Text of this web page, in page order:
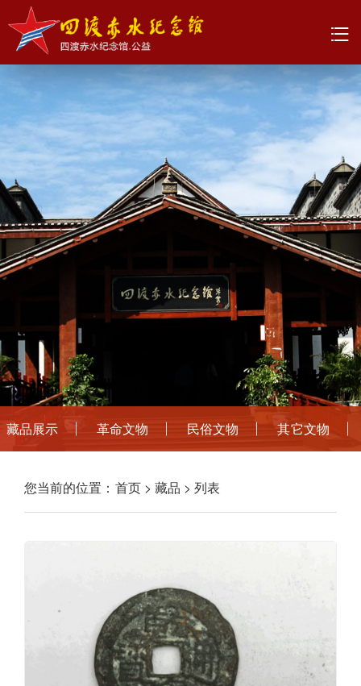
藏品展示 革命文物 民俗文物 其它文物
您当前的位置： 首页> 藏品 > 列表